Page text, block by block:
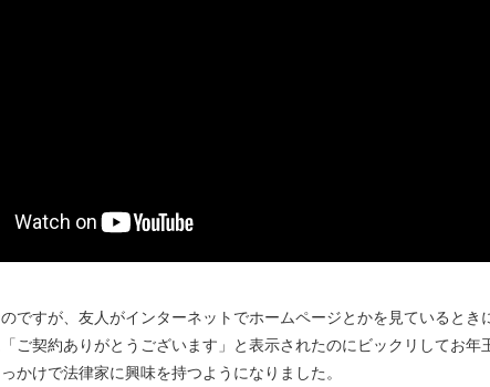
ですが、友人がインターネットでホームページとかを見ているとき
ご契約ありがとうございます」と表示されたのにビックリしてお年
かけで法律家に興味を持つようになりました。